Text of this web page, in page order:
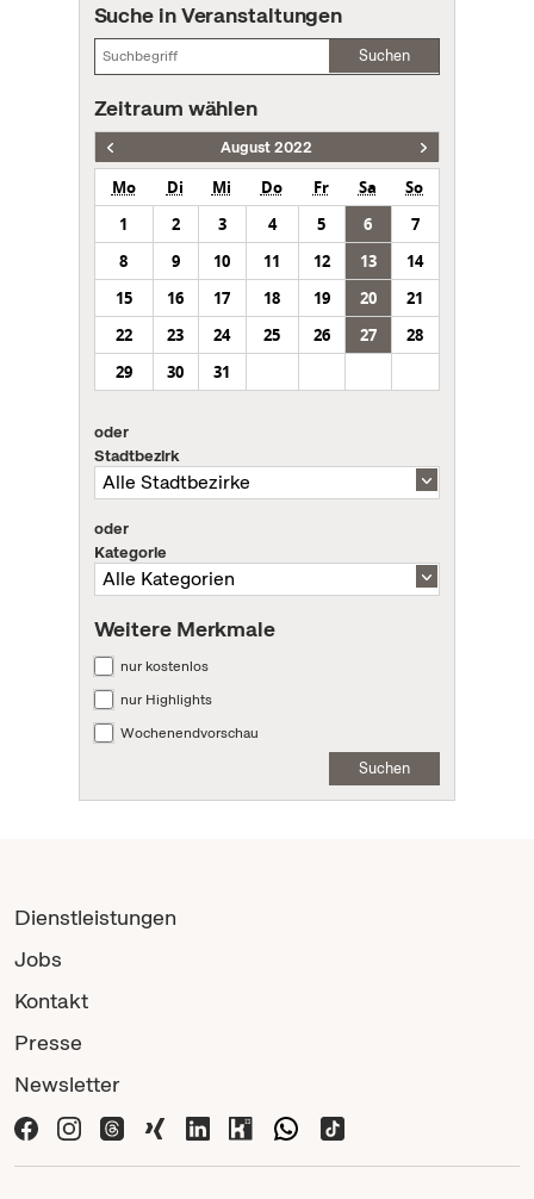
Suche in Veranstaltungen
Suchen
Zeitraum wählen
August 2022
Mo Di Mi Do Fr Sa
So
1
2 3 4 5 6
7
8
9 10 11 12 13
14
15
16 17 18 19 20
21
22
23 24 25 26 27
28
29
30 31
oder
Stadtbezirk
oder
Kategorie
Weitere Merkmale
nur kostenlos
nur Highlights
Wochenendvorschau
Suchen
Dienstleistungen
Jobs
Kontakt
Presse
Newsletter